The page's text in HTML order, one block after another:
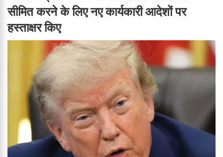
सीमित करने के लिए नए कार्यकारी आदेशों पर
हस्ताक्षर किए